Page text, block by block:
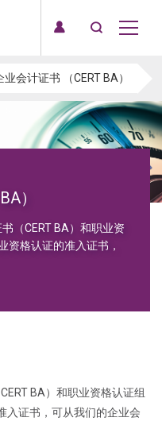
业会计证书 （CERT BA）
）
（CERT BA）和职业资
资格认证的准入证书，
BA）和职业资格认证组
入证书，可从我们的企业会